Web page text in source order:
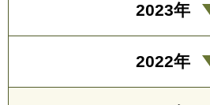
2023年
2022年